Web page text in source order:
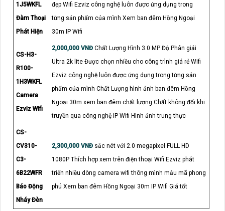
1J5WKFL
Đàm Thoại
Phát Hiện
đẹp Wifi Ezviz công nghệ luôn được ứng dụng trong
từng sản phẩm của mình Xem ban đêm Hồng Ngoại
30m IP Wifi
CS-H3-
R100-
1H3WKFL
Camera
Ezviz WIfi
2,000,000 VNĐ Chất Lượng Hình 3.0 MP Độ Phân giải
Ultra 2k lite Được chọn nhiều cho công trình giá rẻ Wifi
Ezviz công nghệ luôn được ứng dụng trong từng sản
phẩm của mình Chất Lượng hình ảnh ban đêm Hồng
Ngoại 30m xem ban đêm chất lượng Chất không đổi khi
truyền qua công nghệ IP Wifi Hình ảnh trung thực
CS-
CV310-
C3-
6B22WFR
Báo Động
Nháy Đèn
2,300,000 VNĐ sắc nét với 2.0 megapixel FULL HD
1080P Thích hợp xem trên điện thoại Wifi Ezviz phát
triển nhiều dòng camera wifi thông mình mẫu mã phong
phú Xem ban đêm Hồng Ngoại 30m IP Wifi Giá tốt